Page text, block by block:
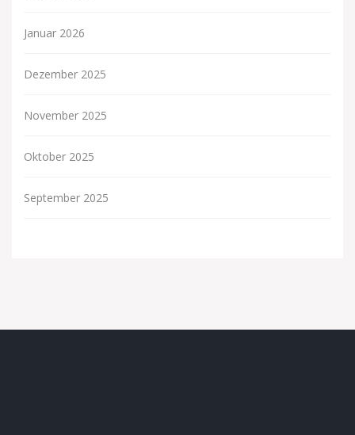
Januar 2026
Dezember 2025
November 2025
Oktober 2025
September 2025